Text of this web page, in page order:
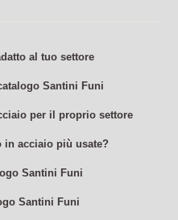
al tuo settore
Santini Funi
per il proprio settore
acciaio più usate?
Santini Funi
Santini Funi